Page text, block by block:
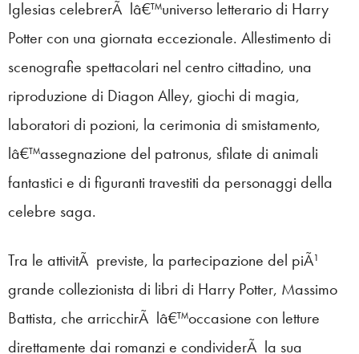
Iglesias celebrerÃ lâ€™universo letterario di Harry
Potter con una giornata eccezionale. Allestimento di
scenografie spettacolari nel centro cittadino, una
riproduzione di Diagon Alley, giochi di magia,
laboratori di pozioni, la cerimonia di smistamento,
lâ€™assegnazione del patronus, sfilate di animali
fantastici e di figuranti travestiti da personaggi della
celebre saga.
Tra le attivitÃ previste, la partecipazione del piÃ¹
grande collezionista di libri di Harry Potter, Massimo
Battista, che arricchirÃ lâ€™occasione con letture
direttamente dai romanzi e condividerÃ la sua